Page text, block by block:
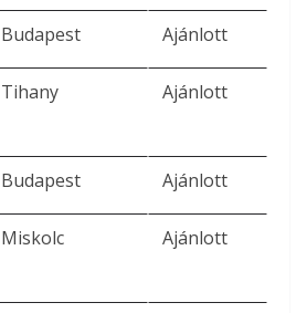
Budapest Ajánlott
Tihany Ajánlott
Budapest Ajánlott
Miskolc Ajánlott